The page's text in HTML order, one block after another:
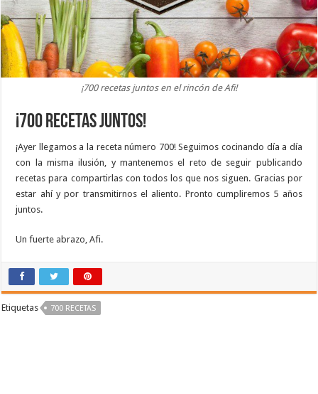
¡700 recetas juntos en el rincón de Afi!
¡700 recetas juntos!
¡Ayer llegamos a la receta número 700! Seguimos cocinando día a día
con la misma ilusión, y mantenemos el reto de seguir publicando
recetas para compartirlas con todos los que nos siguen. Gracias por
estar ahí y por transmitirnos el aliento. Pronto cumpliremos 5 años
juntos.
Un fuerte abrazo, Afi.
Etiquetas 700 RECETAS